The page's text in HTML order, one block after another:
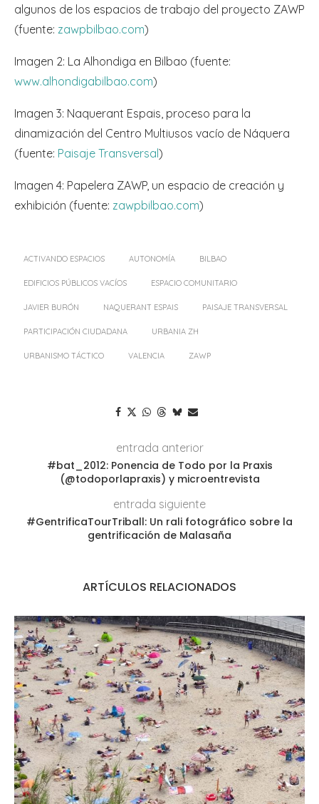
algunos de los espacios de trabajo del proyecto ZAWP
(fuente: zawpbilbao.com)
Imagen 2: La Alhondiga en Bilbao (fuente:
www.alhondigabilbao.com)
Imagen 3: Naquerant Espais, proceso para la
dinamización del Centro Multiusos vacío de Náquera
(fuente: Paisaje Transversal)
Imagen 4: Papelera ZAWP, un espacio de creación y
exhibición (fuente: zawpbilbao.com)
ACTIVANDO ESPACIOS AUTONOMÍA BILBAO
EDIFICIOS PÚBLICOS VACÍOS ESPACIO COMUNITARIO
JAVIER BURÓN NAQUERANT ESPAIS PAISAJE TRANSVERSAL
PARTICIPACIÓN CIUDADANA URBANIA ZH
URBANISMO TÁCTICO VALENCIA ZAWP
entrada anterior
#bat_2012: Ponencia de Todo por la Praxis
(@todoporlapraxis) y microentrevista
entrada siguiente
#GentrificaTourTriball: Un rali fotográfico sobre la
gentrificación de Malasaña
ARTÍCULOS RELACIONADOS